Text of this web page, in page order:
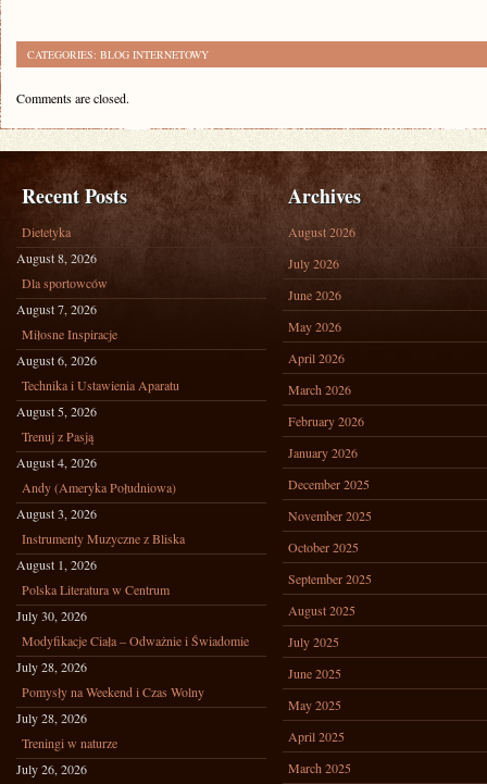
CATEGORIES: BLOG INTERNETOWY
Comments are closed.
Recent Posts
Dietetyka
August 8, 2026
Dla sportowców
August 7, 2026
Miłosne Inspiracje
August 6, 2026
Technika i Ustawienia Aparatu
August 5, 2026
Trenuj z Pasją
August 4, 2026
Andy (Ameryka Południowa)
August 3, 2026
Instrumenty Muzyczne z Bliska
August 1, 2026
Polska Literatura w Centrum
July 30, 2026
Modyfikacje Ciała – Odważnie i Świadomie
July 28, 2026
Pomysły na Weekend i Czas Wolny
July 28, 2026
Treningi w naturze
July 26, 2026
Archives
August 2026
July 2026
June 2026
May 2026
April 2026
March 2026
February 2026
January 2026
December 2025
November 2025
October 2025
September 2025
August 2025
July 2025
June 2025
May 2025
April 2025
March 2025